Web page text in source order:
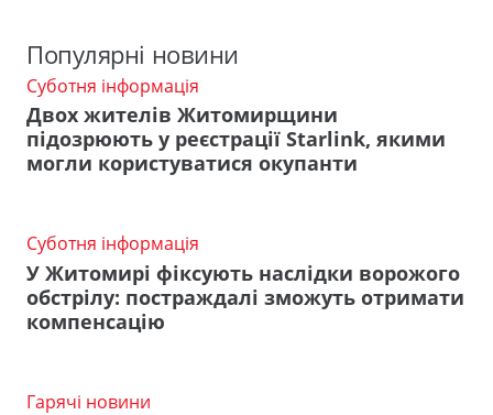
Популярні новини
Суботня інформація
Двох жителів Житомирщини
підозрюють у реєстрації Starlink, якими
могли користуватися окупанти
Суботня інформація
У Житомирі фіксують наслідки ворожого
обстрілу: постраждалі зможуть отримати
компенсацію
Гарячі новини